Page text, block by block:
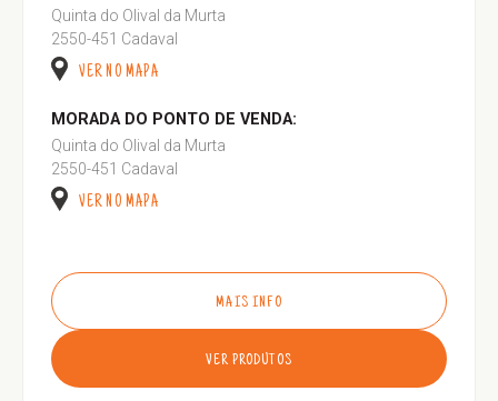
Quinta do Olival da Murta
2550-451 Cadaval
VER NO MAPA
MORADA DO PONTO DE VENDA:
Quinta do Olival da Murta
2550-451 Cadaval
VER NO MAPA
MAIS INFO
VER PRODUTOS